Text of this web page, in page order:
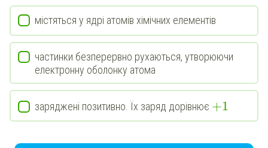
містяться у ядрі атомів хімічних елементів
частинки безперервно рухаються, утворюючи
електронну оболонку атома
заряджені позитивно. Їх заряд дорівнює +1